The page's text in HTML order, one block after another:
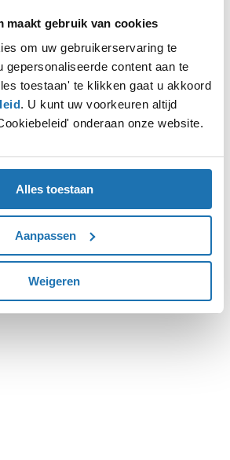
maakt gebruik van cookies
om uw gebruikerservaring te
gepersonaliseerde content aan te
toestaan' te klikken gaat u akkoord
. U kunt uw voorkeuren altijd
onderaan onze website.
Alles toestaan
Aanpassen
Weigeren
client-side exception has occurred while
(see the browser console
more information).